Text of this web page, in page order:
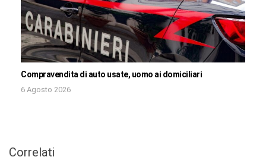
Compravendita di auto usate, uomo ai domiciliari
6 Agosto 2026
Correlati